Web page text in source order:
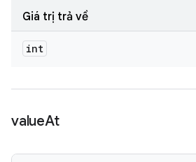
Giá trị trả về
int
valueAt